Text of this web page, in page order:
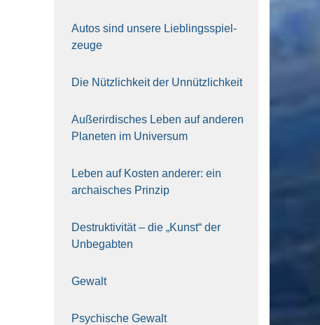
Autos sind unse­re Lieb­lings­spiel­
zeu­ge
Die Nütz­lich­keit der Unnütz­lich­keit
Außer­ir­di­sches Leben auf ande­ren
Pla­ne­ten im Uni­ver­sum
Leben auf Kos­ten ande­rer: ein
archai­sches Prin­zip
Destruk­ti­vi­tät – die „Kunst“ der
Unbe­gab­ten
Gewalt
Psy­chi­sche Gewalt